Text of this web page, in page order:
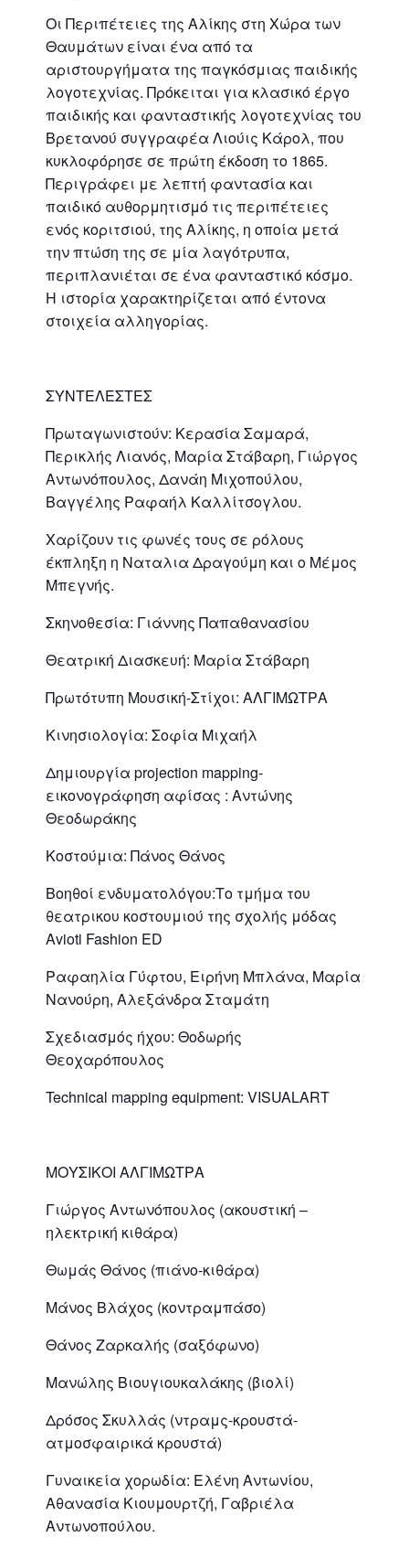
Οι Περιπέτειες της Αλίκης στη Χώρα των
Θαυμάτων είναι ένα από τα
αριστουργήματα της παγκόσμιας παιδικής
λογοτεχνίας. Πρόκειται για κλασικό έργο
παιδικής και φανταστικής λογοτεχνίας του
Βρετανού συγγραφέα Λιούις Κάρολ, που
κυκλοφόρησε σε πρώτη έκδοση το 1865.
Περιγράφει με λεπτή φαντασία και
παιδικό αυθορμητισμό τις περιπέτειες
ενός κοριτσιού, της Αλίκης, η οποία μετά
την πτώση της σε μία λαγότρυπα,
περιπλανιέται σε ένα φανταστικό κόσμο.
Η ιστορία χαρακτηρίζεται από έντονα
στοιχεία αλληγορίας.
ΣΥΝΤΕΛΕΣΤΕΣ
Πρωταγωνιστούν: Κερασία Σαμαρά,
Περικλής Λιανός, Μαρία Στάβαρη, Γιώργος
Αντωνόπουλος, Δανάη Μιχοπούλου,
Βαγγέλης Ραφαήλ Καλλίτσογλου.
Χαρίζουν τις φωνές τους σε ρόλους
έκπληξη η Ναταλια Δραγούμη και ο Μέμος
Μπεγνής.
Σκηνοθεσία: Γιάννης Παπαθανασίου
Θεατρική Διασκευή: Μαρία Στάβαρη
Πρωτότυπη Μουσική-Στίχοι: ΑΛΓΙΜΩΤΡΑ
Κινησιολογία: Σοφία Μιχαήλ
Δημιουργία projection mapping-
εικονογράφηση αφίσας : Αντώνης
Θεοδωράκης
Κοστούμια: Πάνος Θάνος
Βοηθοί ενδυματολόγου:Το τμήμα του
θεατρικου κοστουμιού της σχολής μόδας
Αvioti Fashion ED
Ραφαηλία Γύφτου, Ειρήνη Μπλάνα, Μαρία
Νανούρη, Αλεξάνδρα Σταμάτη
Σχεδιασμός ήχου: Θοδωρής
Θεοχαρόπουλος
Technical mapping equipment: VISUALART
ΜΟΥΣΙΚΟΙ ΑΛΓΙΜΩΤΡΑ
Γιώργος Αντωνόπουλος (ακουστική –
ηλεκτρική κιθάρα)
Θωμάς Θάνος (πιάνο-κιθάρα)
Μάνος Βλάχος (κοντραμπάσο)
Θάνος Ζαρκαλής (σαξόφωνο)
Μανώλης Βιουγιουκαλάκης (βιολί)
Δρόσος Σκυλλάς (ντραμς-κρουστά-
ατμοσφαιρικά κρουστά)
Γυναικεία χορωδία: Ελένη Αντωνίου,
Αθανασία Κιουμουρτζή, Γαβριέλα
Αντωνοπούλου.